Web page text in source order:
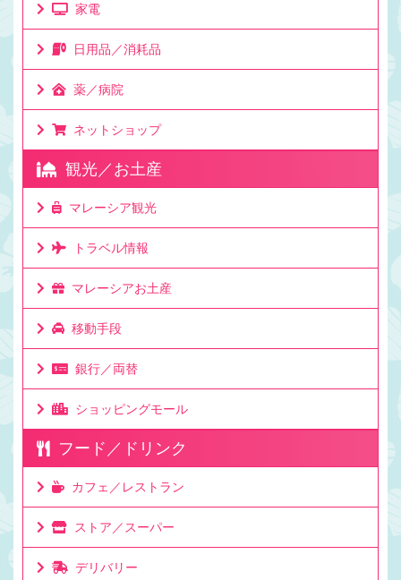
家電
日用品／消耗品
薬／病院
ネットショップ
観光／お土産
マレーシア観光
トラベル情報
マレーシアお土産
移動手段
銀行／両替
ショッピングモール
フード／ドリンク
カフェ／レストラン
ストア／スーパー
デリバリー